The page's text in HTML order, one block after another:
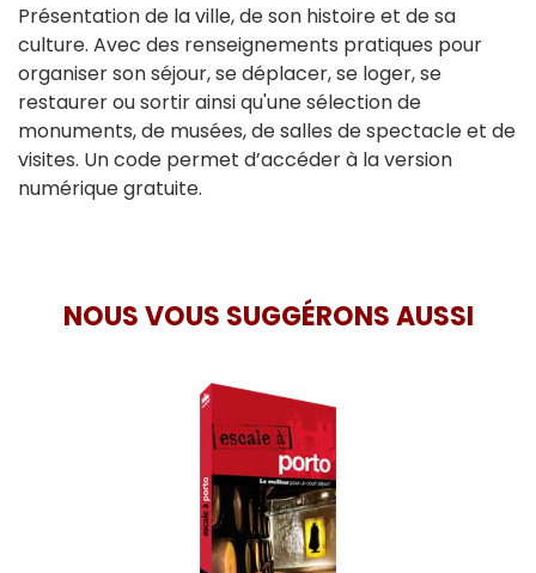
Présentation de la ville, de son histoire et de sa
culture. Avec des renseignements pratiques pour
organiser son séjour, se déplacer, se loger, se
restaurer ou sortir ainsi qu'une sélection de
monuments, de musées, de salles de spectacle et de
visites. Un code permet d’accéder à la version
numérique gratuite.
NOUS VOUS SUGGÉRONS AUSSI